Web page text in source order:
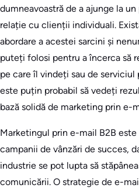
dumneavoastră de a ajunge la
relație cu clienții individuali.
abordare a acestei sarcini și
puteți folosi pentru a încerca să
pe care îl vindeți sau de
este puțin probabil să vedeți
bază solidă de marketing prin e-
Marketingul prin e-mail B2B
campanii de vânzări de succes,
industrie se pot lupta să
comunicării. O strategie de e-